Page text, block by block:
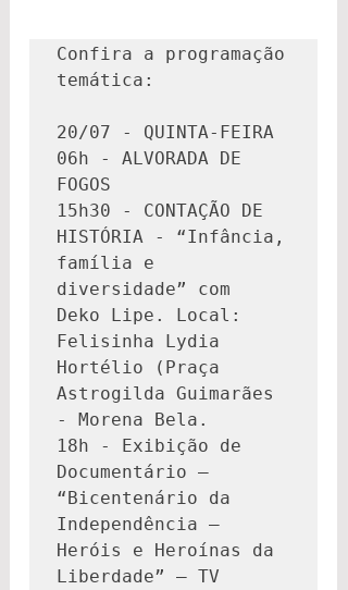
Confira a programação
temática:
20/07 - QUINTA-FEIRA
06h - ALVORADA DE
FOGOS
15h30 - CONTAÇÃO DE
HISTÓRIA - “Infância,
família e
diversidade” com
Deko Lipe. Local:
Felisinha Lydia
Hortélio (Praça
Astrogilda Guimarães
- Morena Bela.
18h - Exibição de
Documentário –
“Bicentenário da
Independência –
Heróis e Heroínas da
Liberdade” – TV